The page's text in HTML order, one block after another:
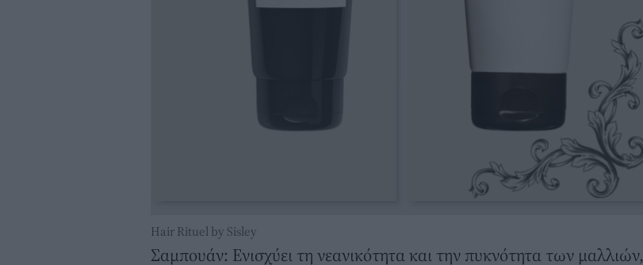
Hair Rituel by Sisley
Σαμπουάν: Eνισχύει τη νεανικότητα και την πυκνότητα των μαλλιών,